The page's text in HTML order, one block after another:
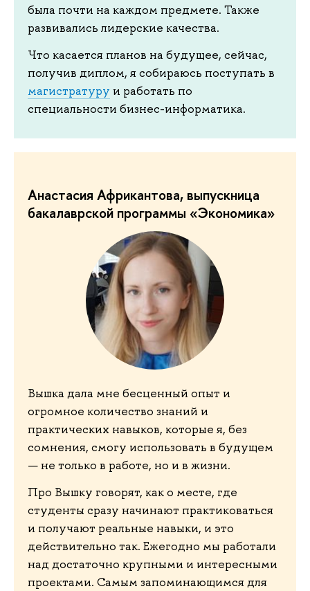
была почти на каждом предмете. Также
развивались лидерские качества.
Что касается планов на будущее, сейчас,
получив диплом, я собираюсь поступать в
магистратуру и работать по
специальности бизнес-информатика.
Анастасия Африкантова, выпускница
бакалаврской программы «Экономика»
Вышка дала мне бесценный опыт и
огромное количество знаний и
практических навыков, которые я, без
сомнения, смогу использовать в будущем
— не только в работе, но и в жизни.
Про Вышку говорят, как о месте, где
студенты сразу начинают практиковаться
и получают реальные навыки, и это
действительно так. Ежегодно мы работали
над достаточно крупными и интересными
проектами. Самым запоминающимся для